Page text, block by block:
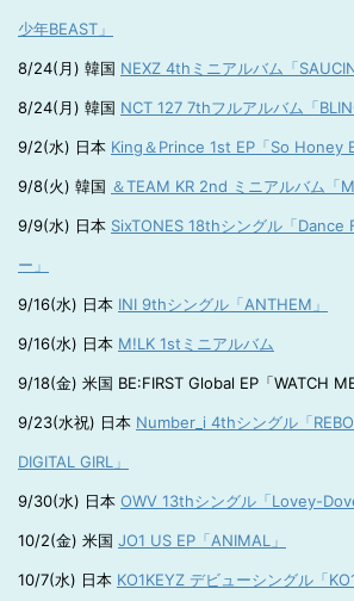
少年BEAST」
8/24(月) 韓国 NEXZ 4thミニアルバム「
8/24(月) 韓国 NCT 127 7thフルアルバム「
9/2(水) 日本 King＆Prince 1st EP「So Honey
9/8(火) 韓国 ＆TEAM KR 2nd ミニアルバム「
9/9(水) 日本 SixTONES 18thシングル「Dance
ー」
9/16(水) 日本 INI 9thシングル「ANTHEM」
9/16(水) 日本 M!LK 1stミニアルバム
9/18(金) 米国 BE:FIRST Global EP「WATCH ME
9/23(水祝) 日本 Number_i 4thシングル「
DIGITAL GIRL」
9/30(水) 日本 OWV 13thシングル「Lovey-
10/2(金) 米国 JO1 US EP「ANIMAL」
10/7(水) 日本 KO1KEYZ デビューシングル「